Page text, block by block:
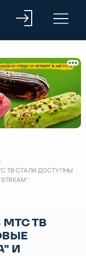
ТВ СТАЛИ ДОСТУПНЫ
ТВ
И